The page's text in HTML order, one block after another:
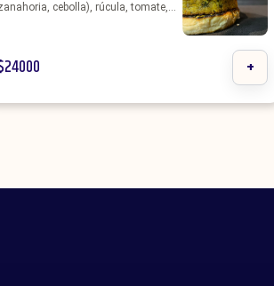
cebolla), rúcula, tomate,
24000 +